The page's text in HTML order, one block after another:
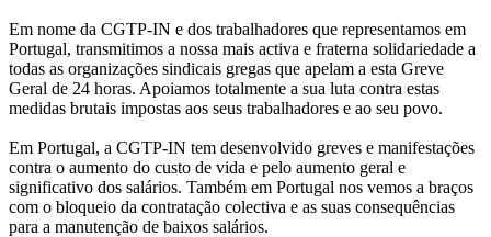
Em nome da CGTP-IN e dos trabalhadores que representamos em
Portugal, transmitimos a nossa mais activa e fraterna solidariedade a
todas as organizações sindicais gregas que apelam a esta Greve
Geral de 24 horas. Apoiamos totalmente a sua luta contra estas
medidas brutais impostas aos seus trabalhadores e ao seu povo.
Em Portugal, a CGTP-IN tem desenvolvido greves e manifestações
contra o aumento do custo de vida e pelo aumento geral e
significativo dos salários. Também em Portugal nos vemos a braços
com o bloqueio da contratação colectiva e as suas consequências
para a manutenção de baixos salários.